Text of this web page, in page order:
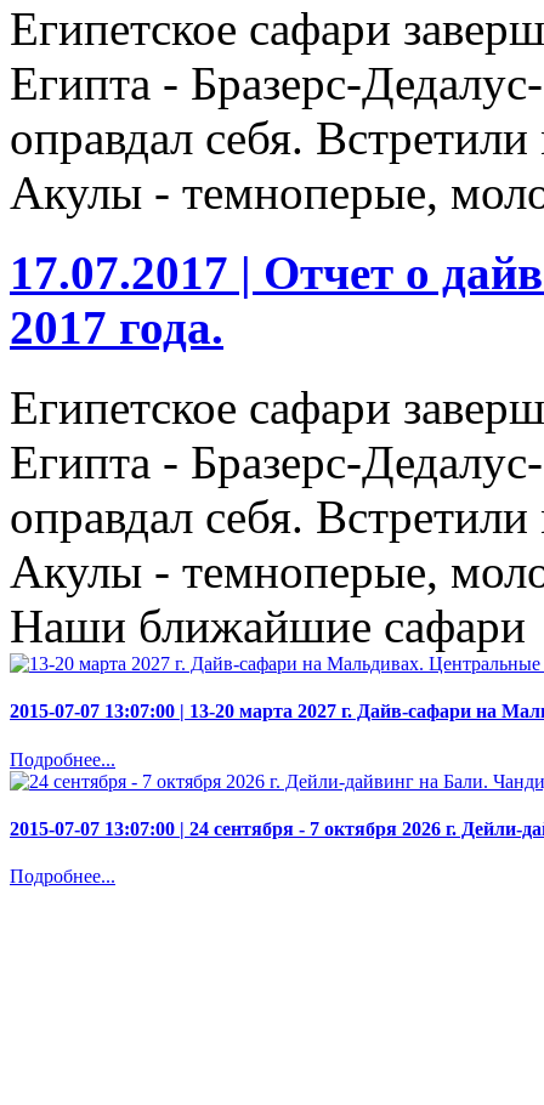
Египетское сафари
Египта - Бразерс-
оправдал себя.
Акулы - темноперые,
17.07.2017 | Отчет о
2017 года.
Египетское сафари
Египта - Бразерс-
оправдал себя.
Акулы - темноперые,
Наши ближайшие сафари
2015-07-07 13:07:00 | 13-20 марта 2027 г. Дайв-сафари на
Подробнее...
2015-07-07 13:07:00 | 24 сентября - 7 октября 2026 г. Дейли-
Подробнее...